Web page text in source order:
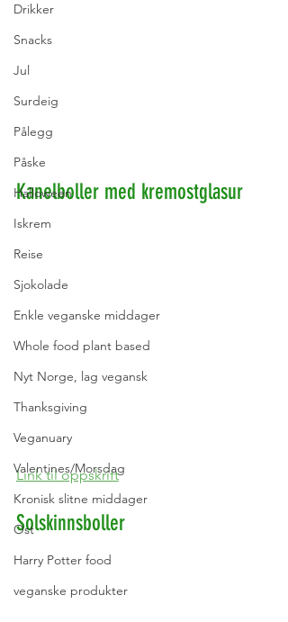
Drikker
Snacks
Jul
Surdeig
Pålegg
Påske
Halloween
Iskrem
Reise
Sjokolade
Enkle veganske middager
Whole food plant based
Nyt Norge, lag vegansk
Thanksgiving
Veganuary
Valentines/Morsdag
Kronisk slitne middager
Ost
Harry Potter food
veganske produkter
Kanelboller med kremostglasur
Link til oppskrift
Solskinnsboller